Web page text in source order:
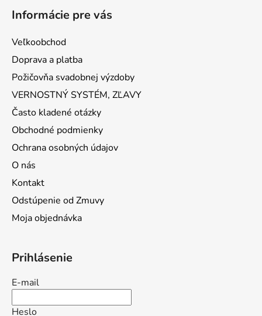
Informácie pre vás
Veľkoobchod
Doprava a platba
Požičovňa svadobnej výzdoby
VERNOSTNÝ SYSTÉM, ZĽAVY
Často kladené otázky
Obchodné podmienky
Ochrana osobných údajov
O nás
Kontakt
Odstúpenie od Zmuvy
Moja objednávka
Prihlásenie
E-mail
Heslo